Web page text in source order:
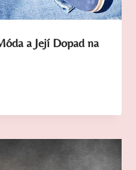
a Její Dopad na